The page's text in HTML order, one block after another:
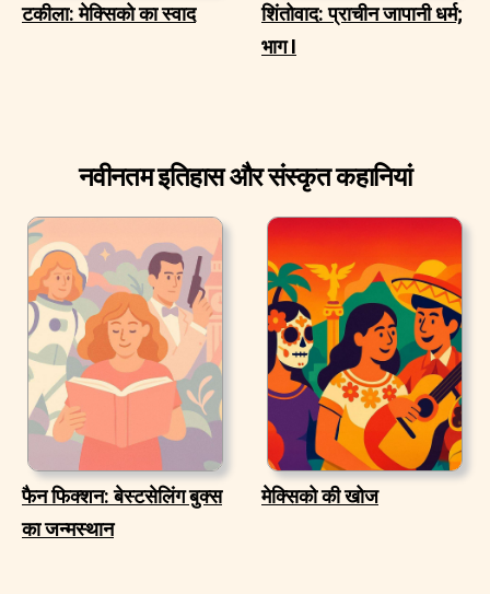
टकीला: मेक्सिको का स्वाद
शिंतोवाद: प्राचीन जापानी धर्म;
भाग I
नवीनतम इतिहास और संस्कृत कहानियां
फैन फिक्शन: बेस्टसेलिंग बुक्स
का जन्मस्थान
मेक्सिको की खोज